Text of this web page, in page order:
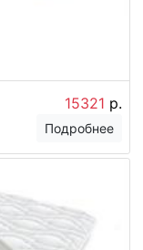
15321 р.
Подробнее